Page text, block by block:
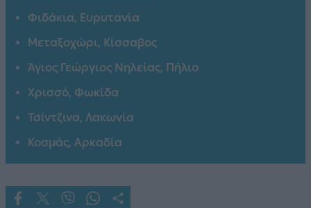
Φιδάκια, Ευρυτανία
Μεταξοχώρι, Κίσσαβος
Άγιος Γεώργιος Νηλείας, Πήλιο
Χρισσό, Φωκίδα
Τσίντζινα, Λακωνία
Κοσμάς, Αρκαδία